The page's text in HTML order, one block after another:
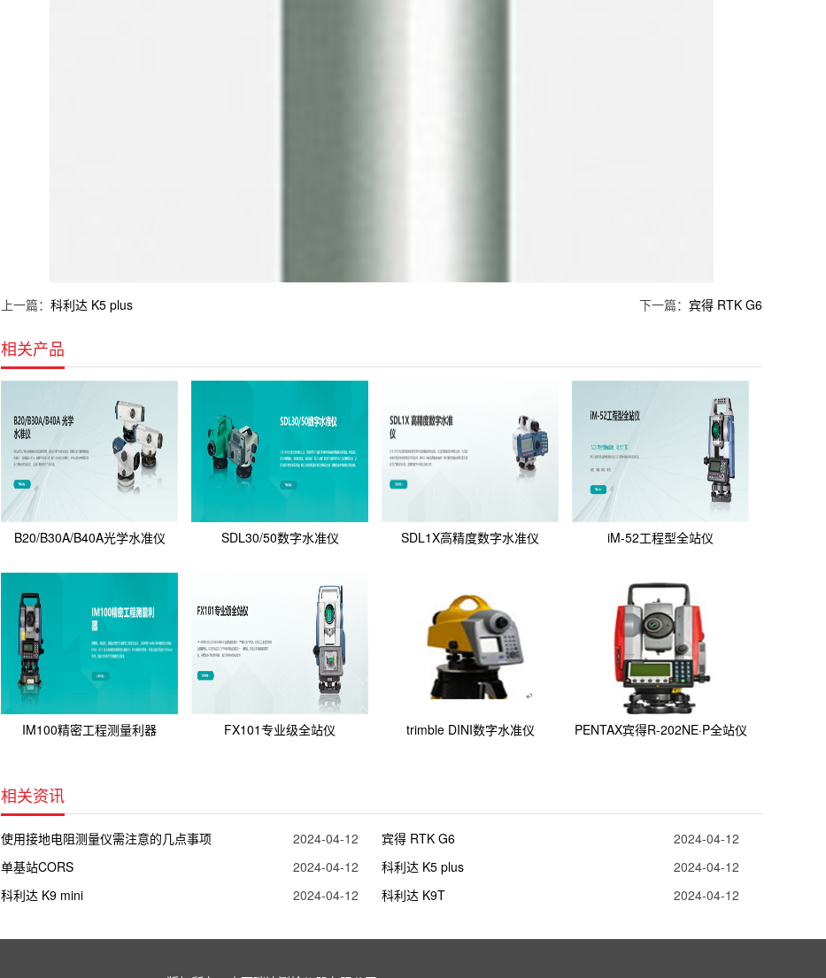
上一篇： 科利达 K5 plus 下一篇： 宾得 RTK G6
相关产品
B20/B30A/B40A光学水准仪 SDL30/50数字水准仪 SDL1X高精度数字水准仪 iM-52工程型全站仪
IM100精密工程测量利器 FX101专业级全站仪 trimble DINI数字水准仪 PENTAX宾得R-202NE·P全站仪
相关资讯
使用接地电阻测量仪需注意的几点事项 2024-04-12 宾得 RTK G6
2024-04-12
单基站CORS
2024-04-12 科利达 K5 plus
2024-04-12
科利达 K9 mini
2024-04-12 科利达 K9T 2024-04-12